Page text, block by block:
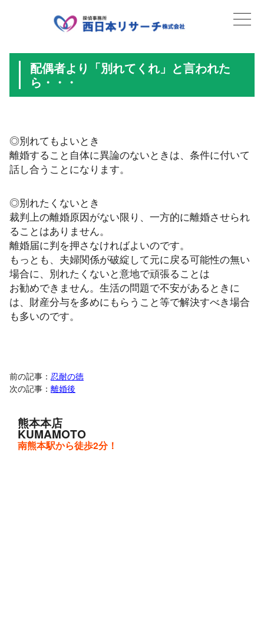
配偶者より「別れてくれ」と言われた
ら・・・
◎別れてもよいとき
離婚すること自体に異論のないときは、条件に付いて
話し合うことになります。
◎別れたくないとき
裁判上の離婚原因がない限り、一方的に離婚させられ
ることはありません。
離婚届に判を押さなければよいのです。
もっとも、夫婦関係が破綻して元に戻る可能性の無い
場合に、別れたくないと意地で頑張ることは
お勧めできません。生活の問題で不安があるときに
は、財産分与を多めにもらうこと等で解決すべき場合
も多いのです。
前の記事： 忍耐の徳
次の記事： 離婚後
熊本本店
KUMAMOTO
南熊本駅から徒歩2分！